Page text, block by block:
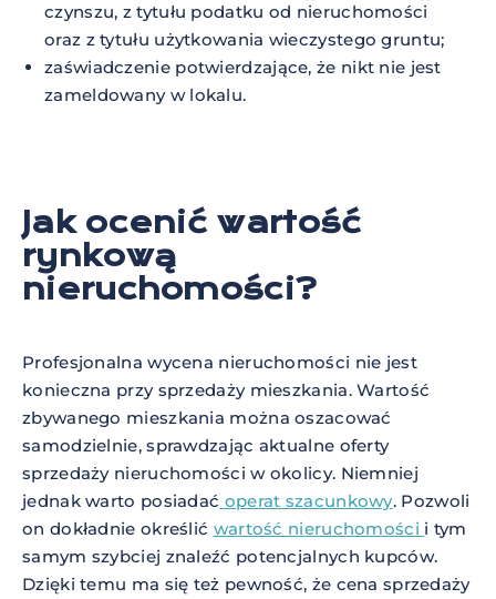
czynszu, z tytułu podatku od nieruchomości
oraz z tytułu użytkowania wieczystego gruntu;
zaświadczenie potwierdzające, że nikt nie jest
zameldowany w lokalu.
Jak ocenić wartość
rynkową
nieruchomości?
Profesjonalna wycena nieruchomości nie jest
konieczna przy sprzedaży mieszkania. Wartość
zbywanego mieszkania można oszacować
samodzielnie, sprawdzając aktualne oferty
sprzedaży nieruchomości w okolicy. Niemniej
jednak warto posiadać operat szacunkowy. Pozwoli
on dokładnie określić wartość nieruchomości i tym
samym szybciej znaleźć potencjalnych kupców.
Dzięki temu ma się też pewność, że cena sprzedaży